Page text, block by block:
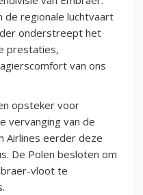
de regionale luchtvaart
onderstreept het
prestaties,
van ons
opsteker voor
vervanging van de
Airlines eerder deze
De Polen besloten om
vloot te